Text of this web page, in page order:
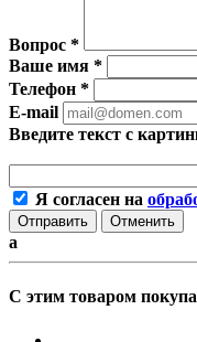
Вопрос *
Ваше имя *
Телефон *
E-mail
Введите текст с
Я согласен на
Отменить
a
С этим товаром